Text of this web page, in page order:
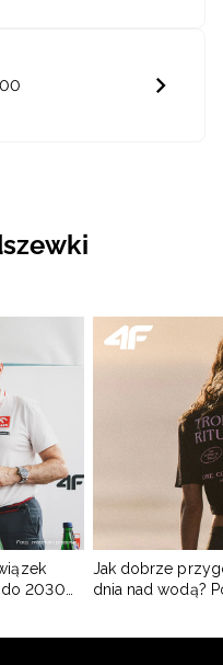
do 2030
Jak dobrze
dnia nad wodą?